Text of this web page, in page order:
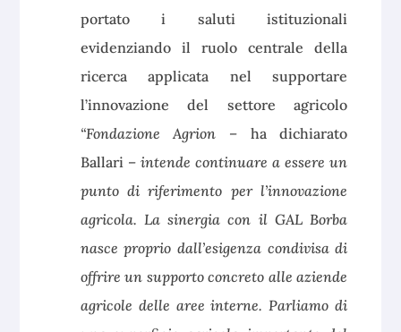
portato i saluti istituzionali
evidenziando il ruolo centrale della
ricerca applicata nel supportare
l’innovazione del settore agricolo
“Fondazione Agrion – ha dichiarato
Ballari – intende continuare a essere un
punto di riferimento per l’innovazione
agricola. La sinergia con il GAL Borba
nasce proprio dall’esigenza condivisa di
offrire un supporto concreto alle aziende
agricole delle aree interne. Parliamo di